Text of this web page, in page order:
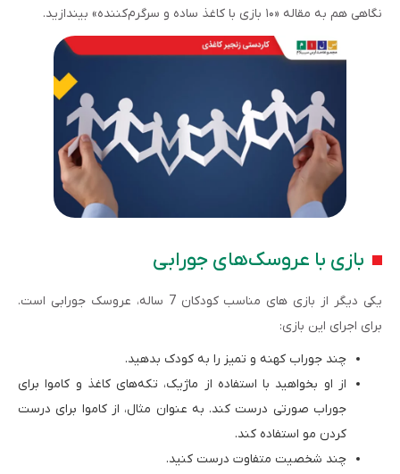
نگاهی هم به مقاله «۱۰ بازی با کاغذ ساده و سرگرم‌کننده» بیندازید.
بازی با عروسک‌های جورابی
یکی دیگر از بازی های مناسب کودکان 7 ساله، عروسک جورابی است.
برای اجرای این بازی:
چند جوراب کهنه و تمیز را به کودک بدهید.
از او بخواهید با استفاده از ماژیک، تکه‌های کاغذ و کاموا برای
جوراب صورتی درست کند. به عنوان مثال، از کاموا برای درست
کردن مو استفاده کند.
چند شخصیت متفاوت درست کنید.